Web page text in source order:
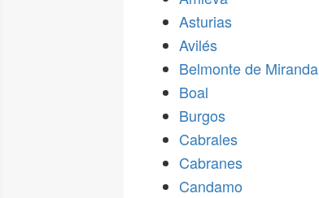
Asturias
Avilés
Belmonte de Miranda
Boal
Burgos
Cabrales
Cabranes
Candamo